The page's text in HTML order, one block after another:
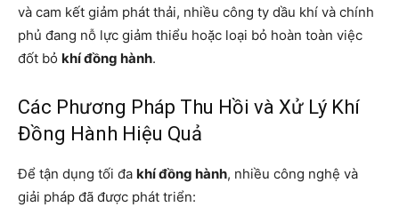
và cam kết giảm phát thải, nhiều công ty dầu khí và chính
phủ đang nỗ lực giảm thiểu hoặc loại bỏ hoàn toàn việc
đốt bỏ khí đồng hành.
Các Phương Pháp Thu Hồi và Xử Lý Khí
Đồng Hành Hiệu Quả
Để tận dụng tối đa khí đồng hành, nhiều công nghệ và
giải pháp đã được phát triển: